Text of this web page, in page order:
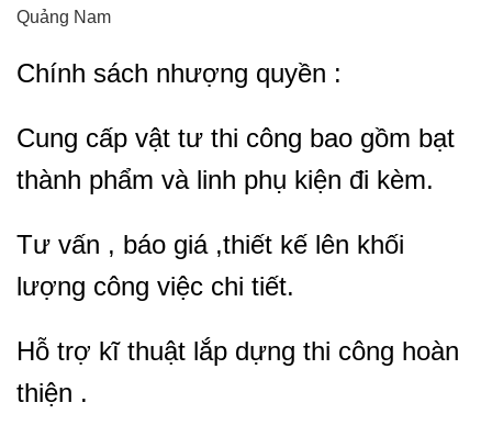
Quảng Nam
Chính sách nhượng quyền :
Cung cấp vật tư thi công bao gồm bạt
thành phẩm và linh phụ kiện đi kèm.
Tư vấn , báo giá ,thiết kế lên khối
lượng công việc chi tiết.
Hỗ trợ kĩ thuật lắp dựng thi công hoàn
thiện .